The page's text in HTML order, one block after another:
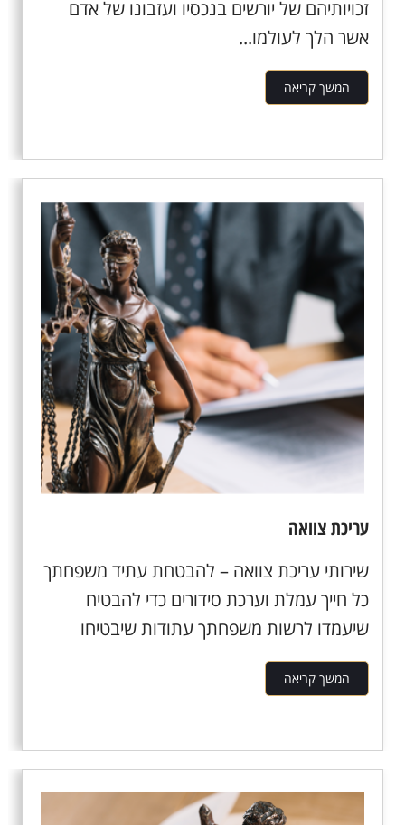
זכויותיהם של יורשים בנכסיו ועזבונו של אדם
אשר הלך לעולמו...
המשך קריאה
עריכת צוואה
שירותי עריכת צוואה – להבטחת עתיד משפחתך
כל חייך עמלת וערכת סידורים כדי להבטיח
שיעמדו לרשות משפחתך עתודות שיבטיחו
יציבות,...
המשך קריאה